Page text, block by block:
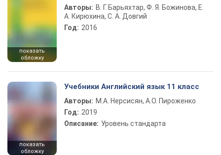
показать
обложку
Авторы: В. Г. Барьяхтар, Ф. Я. Божинова, Е.
А. Кирюхина, С. А. Довгий
Год: 2016
показать
обложку
Учебники Английский язык 11 класс
Авторы: М.А. Нерсисян, А.О. Пироженко
Год: 2019
Описание: Уровень стандарта